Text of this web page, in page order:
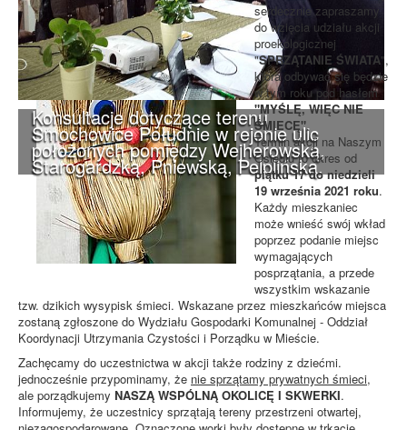
Konsultacje dotyczące terenu
Smochowice Południe w rejonie ulic
położonych pomiędzy Wejherowską,
Starogardzką, Pniewską, Pelplińską.
serdecznie zapraszamy
do wzięcia udziału akcji
proekologicznej
"SPRZĄTANIE ŚWIATA",
która odbywać się będzie
w tym roku pod hasłem
"MYŚLĘ, WIĘC NIE
ŚMIECĘ".
Termin akcji na Naszym
Osiedlu to okres od
piątku 17 do niedzieli
19 września 2021 roku.
Każdy mieszkaniec
może wnieść swój wkład
poprzez podanie miejsc
wymagających
posprzątania, a przede
wszystkim wskazanie
tzw. dzikich wysypisk śmieci. Wskazane przez mieszkańców miejsca
zostaną zgłoszone do Wydziału Gospodarki Komunalnej - Oddział
Koordynacji Utrzymania Czystości i Porządku w Mieście.
Zachęcamy do uczestnictwa w akcji także rodziny z dziećmi.
jednocześnie przypominamy, że nie sprzątamy prywatnych śmieci,
ale porządkujemy NASZĄ WSPÓLNĄ OKOLICĘ I SKWERKI.
Informujemy, że uczestnicy sprzątają tereny przestrzeni otwartej,